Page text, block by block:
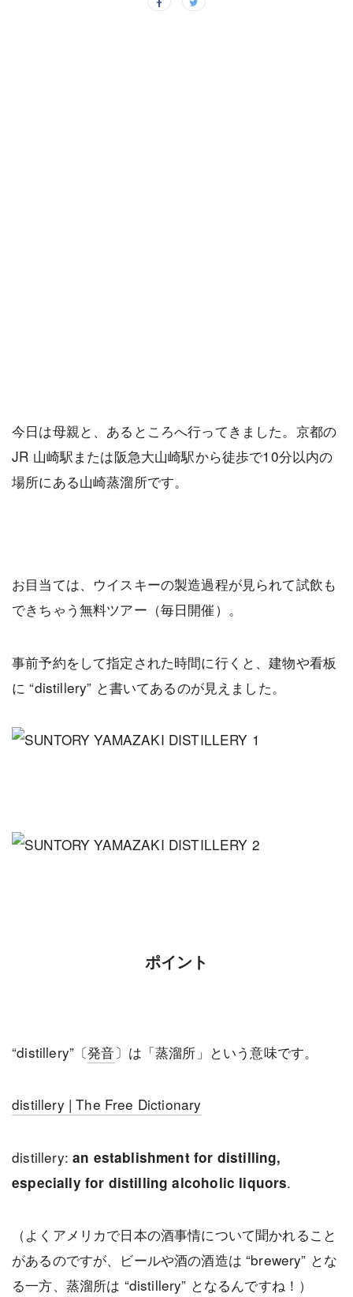
今日は母親と、あるところへ行ってきました。京都の
JR 山崎駅または阪急大山崎駅から徒歩で10分以内の
場所にある山崎蒸溜所です。
お目当ては、ウイスキーの製造過程が見られて試飲も
できちゃう無料ツアー（毎日開催）。
事前予約をして指定された時間に行くと、建物や看板
に “distillery” と書いてあるのが見えました。
ポイント
“distillery”〔発音〕は「蒸溜所」という意味です。
distillery | The Free Dictionary
distillery:an establishment for distilling,
especially for distilling alcoholic liquors.
（よくアメリカで日本の酒事情について聞かれること
があるのですが、ビールや酒の酒造は “brewery” とな
る一方、蒸溜所は “distillery” となるんですね！）